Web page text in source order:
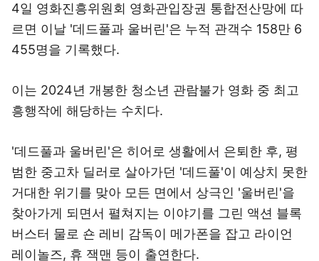
4일 영화진흥위원회 영화관입장권 통합전산망에 따
르면 이날 '데드풀과 울버린'은 누적 관객수 158만 6
455명을 기록했다.
이는 2024년 개봉한 청소년 관람불가 영화 중 최고
흥행작에 해당하는 수치다.
'데드풀과 울버린'은 히어로 생활에서 은퇴한 후, 평
범한 중고차 딜러로 살아가던 '데드풀'이 예상치 못한
거대한 위기를 맞아 모든 면에서 상극인 '울버린'을
찾아가게 되면서 펼쳐지는 이야기를 그린 액션 블록
버스터 물로 숀 레비 감독이 메가폰을 잡고 라이언
레이놀즈, 휴 잭맨 등이 출연한다.